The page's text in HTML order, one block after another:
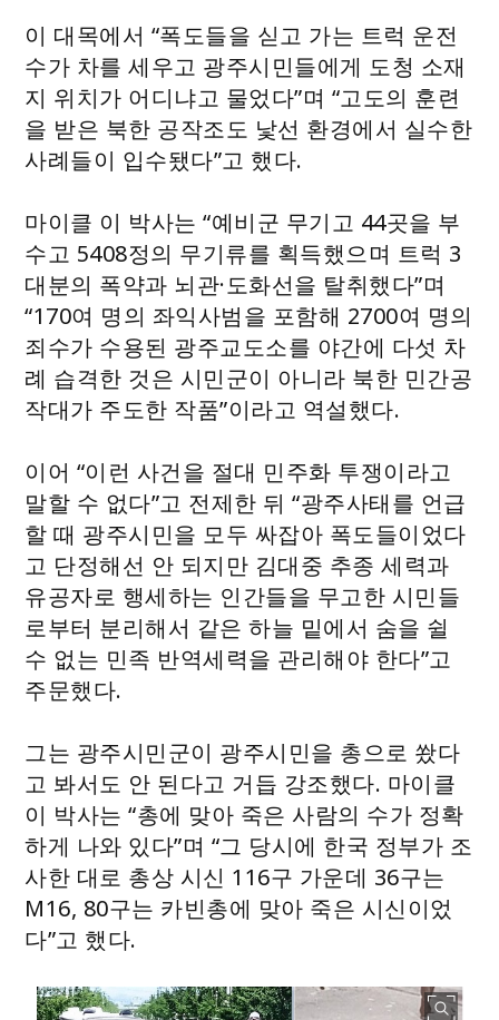
이 대목에서 “폭도들을 싣고 가는 트럭 운전
수가 차를 세우고 광주시민들에게 도청 소재
지 위치가 어디냐고 물었다”며 “고도의 훈련
을 받은 북한 공작조도 낯선 환경에서 실수한
사례들이 입수됐다”고 했다.
마이클 이 박사는 “예비군 무기고 44곳을 부
수고 5408정의 무기류를 획득했으며 트럭 3
대분의 폭약과 뇌관·도화선을 탈취했다”며
“170여 명의 좌익사범을 포함해 2700여 명의
죄수가 수용된 광주교도소를 야간에 다섯 차
례 습격한 것은 시민군이 아니라 북한 민간공
작대가 주도한 작품”이라고 역설했다.
이어 “이런 사건을 절대 민주화 투쟁이라고
말할 수 없다”고 전제한 뒤 “광주사태를 언급
할 때 광주시민을 모두 싸잡아 폭도들이었다
고 단정해선 안 되지만 김대중 추종 세력과
유공자로 행세하는 인간들을 무고한 시민들
로부터 분리해서 같은 하늘 밑에서 숨을 쉴
수 없는 민족 반역세력을 관리해야 한다”고
주문했다.
그는 광주시민군이 광주시민을 총으로 쐈다
고 봐서도 안 된다고 거듭 강조했다. 마이클
이 박사는 “총에 맞아 죽은 사람의 수가 정확
하게 나와 있다”며 “그 당시에 한국 정부가 조
사한 대로 총상 시신 116구 가운데 36구는
M16, 80구는 카빈총에 맞아 죽은 시신이었
다”고 했다.